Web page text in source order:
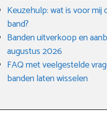
Keuzehulp: wat is voor mij
band?
Banden uitverkoop en
augustus 2026
FAQ met veelgestelde
banden laten wisselen